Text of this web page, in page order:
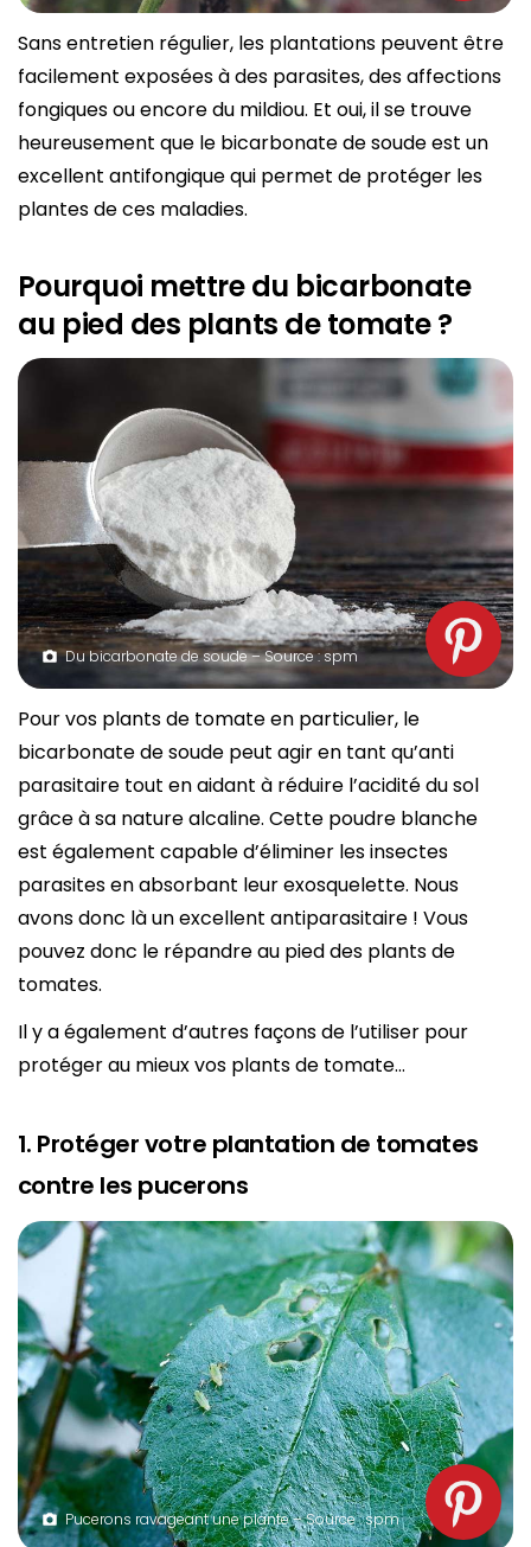
Sans entretien régulier, les plantations peuvent être
facilement exposées à des parasites, des affections
fongiques ou encore du mildiou. Et oui, il se trouve
heureusement que le bicarbonate de soude est un
excellent antifongique qui permet de protéger les
plantes de ces maladies.
Pourquoi mettre du bicarbonate
au pied des plants de tomate ?
Du bicarbonate de soude – Source : spm
Pour vos plants de tomate en particulier, le
bicarbonate de soude peut agir en tant qu’anti
parasitaire tout en aidant à réduire l’acidité du sol
grâce à sa nature alcaline. Cette poudre blanche
est également capable d’éliminer les insectes
parasites en absorbant leur exosquelette. Nous
avons donc là un excellent antiparasitaire ! Vous
pouvez donc le répandre au pied des plants de
tomates.
Il y a également d’autres façons de l’utiliser pour
protéger au mieux vos plants de tomate…
1. Protéger votre plantation de tomates
contre les pucerons
Pucerons ravageant une plante – Source : spm